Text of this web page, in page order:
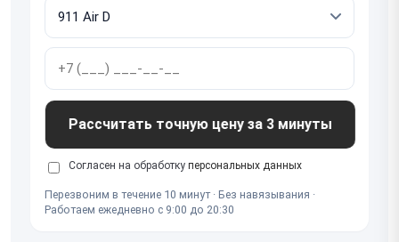
Рассчитать точную цену за 3 минуты
Согласен на обработку персональных данных
Перезвоним в течение 10 минут · Без навязывания ·
Работаем ежедневно с 9:00 до 20:30